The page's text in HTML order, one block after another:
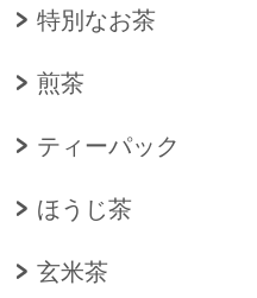
特別なお茶
煎茶
ティーパック
ほうじ茶
玄米茶